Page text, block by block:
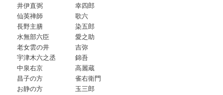
井伊直弼 幸四郎
仙英禅師 歌六
長野主膳 染五郎
水無部六臣 愛之助
老女雲の井 吉弥
宇津木六之丞 錦吾
中泉右京 高麗蔵
昌子の方 雀右衛門
お静の方 玉三郎